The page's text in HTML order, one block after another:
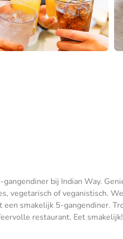
bij Indian Way.
vegetarisch of veganistisch.
smakelijk 5-gangendiner.
restaurant. Eet smakelijk!